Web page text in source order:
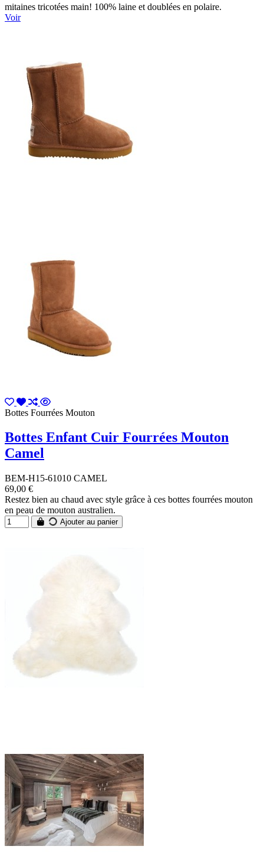
mitaines tricotées main! 100% laine et doublées en polaire.
Voir
Bottes Fourrées Mouton
Bottes Enfant Cuir Fourrées Mouton
Camel
BEM-H15-61010 CAMEL
69,00 €
Restez bien au chaud avec style grâce à ces bottes fourrées mouton
en peau de mouton australien.
Ajouter au panier